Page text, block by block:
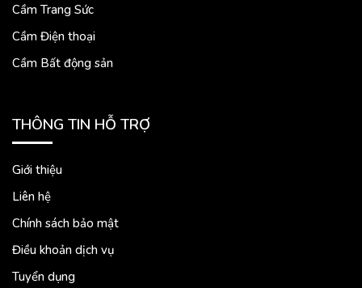
Cầm Trang Sức
Cầm Điện thoại
Cầm Bất động sản
THÔNG TIN HỖ TRỢ
Giới thiệu
Liên hệ
Chính sách bảo mật
Điều khoản dịch vụ
Tuyển dụng